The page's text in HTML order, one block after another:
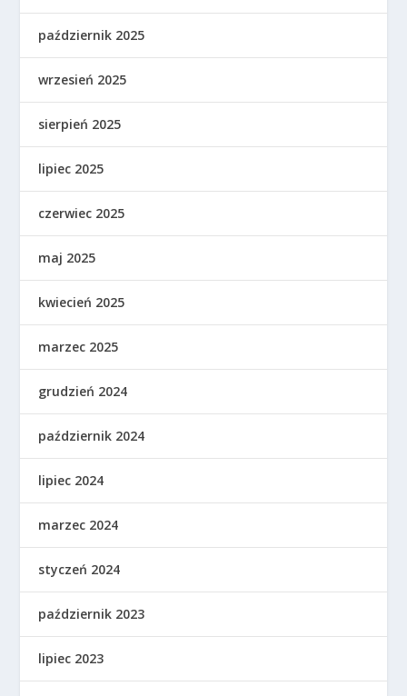
październik 2025
wrzesień 2025
sierpień 2025
lipiec 2025
czerwiec 2025
maj 2025
kwiecień 2025
marzec 2025
grudzień 2024
październik 2024
lipiec 2024
marzec 2024
styczeń 2024
październik 2023
lipiec 2023